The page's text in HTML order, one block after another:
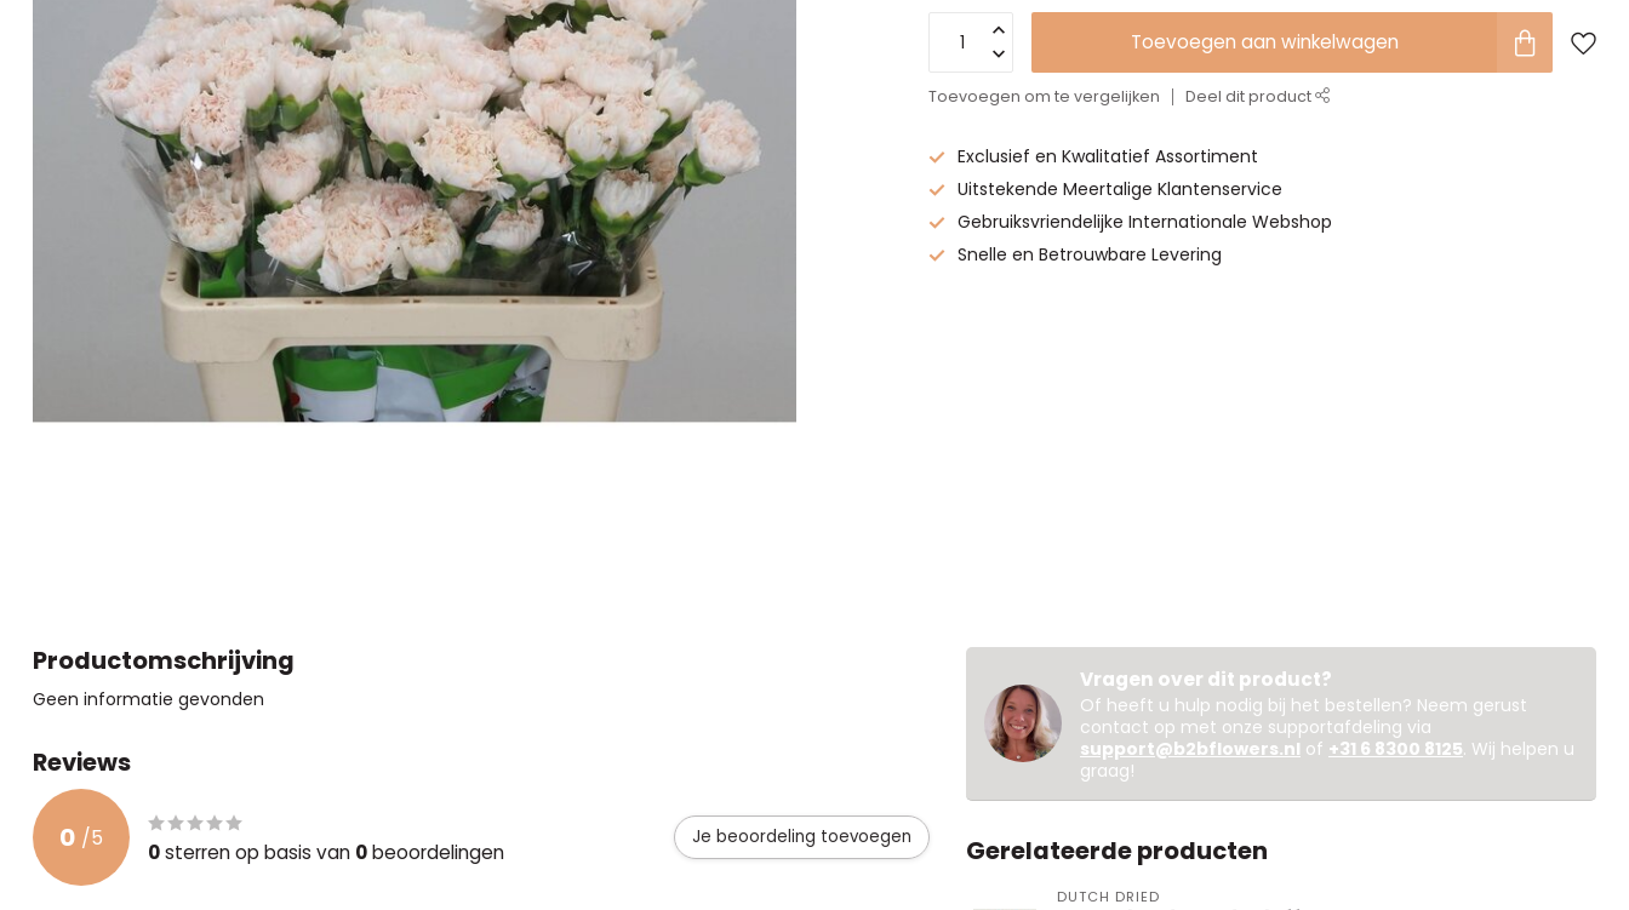
Toevoegen aan winkelwagen
Toevoegen om te vergelijken Deel dit product
Exclusief en Kwalitatief Assortiment
Uitstekende Meertalige Klantenservice
Gebruiksvriendelijke Internationale Webshop
Snelle en Betrouwbare Levering
Productomschrijving
Geen informatie gevonden
Reviews
0 /5
0sterren op basis van 0beoordelingen
Je beoordeling toevoegen
Vragen over dit product?
Of heeft u hulp nodig bij het bestellen? Neem gerust
contact op met onze supportafdeling via
support@b2bflowers.nl of +31 6 8300 8125. Wij helpen u
graag!
Gerelateerde producten
DUTCH DRIED